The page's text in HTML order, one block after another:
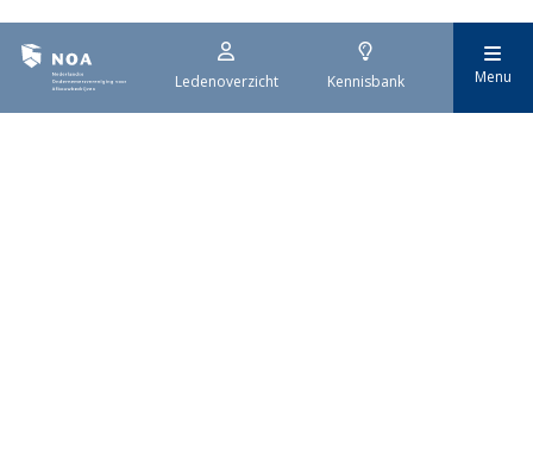
Ledenoverzicht Kennisbank Menu